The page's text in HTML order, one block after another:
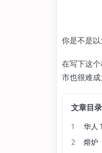
你是不是
在写下这
市也很难成
文章目录
1
华人
2
熔炉